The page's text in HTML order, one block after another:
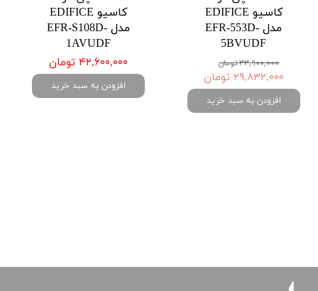
کاسیو EDIFICE
مدل EFR-553D-
5BVUDF
۳۳,۹۰۰,۰۰۰ تومان
۲۹,۸۳۲,۰۰۰ تومان
افزودن به سبد خرید
کاسیو EDIFICE
مدل EFR-S108D-
1AVUDF
۴۲,۶۰۰,۰۰۰ تومان
افزودن به سبد خرید